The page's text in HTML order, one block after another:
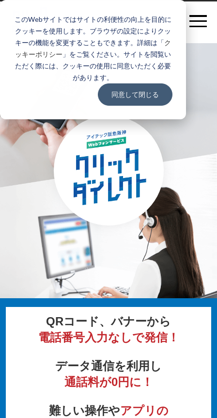
このWebサイトではサイトの利便性の向上を目的に
クッキーを使用します。ブラウザの設定によりクッ
キーの機能を変更することもできます。詳細は「ク
ッキーポリシー 」をご覧ください。サイトを閲覧い
ただく際には、クッキーの使用に同意いただく必要
があります。
同意して閉じる
ブラウザから発信可能な
QRコード、バナーから
電話番号入力なしで発信！
データ通信を利用し
通話料が0円に！
難しい操作やアプリの